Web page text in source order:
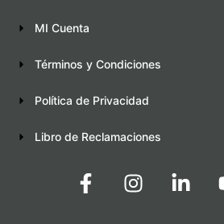
MI Cuenta
Términos y Condiciones
Política de Privacidad
Libro de Reclamaciones